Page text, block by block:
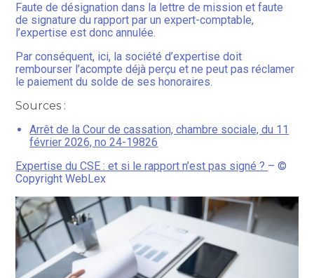
Faute de désignation dans la lettre de mission et faute
de signature du rapport par un expert-comptable,
l’expertise est donc annulée.
Par conséquent, ici, la société d’expertise doit
rembourser l’acompte déjà perçu et ne peut pas réclamer
le paiement du solde de ses honoraires.
Sources :
Arrêt de la Cour de cassation, chambre sociale, du 11
février 2026, no 24-19826
Expertise du CSE : et si le rapport n’est pas signé ? – ©
Copyright WebLex